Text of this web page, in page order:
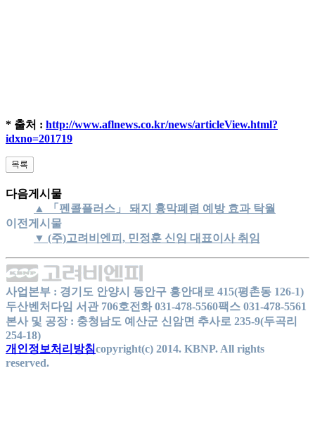
* 출처 : http://www.aflnews.co.kr/news/articleView.html?
idxno=201719
다음게시물
▲ 「펜콜플러스」 돼지 흉막폐렴 예방 효과 탁월
이전게시물
▼ (주)고려비엔피, 민정훈 신임 대표이사 취임
사업본부 : 경기도 안양시 동안구 흥안대로 415(평촌동 126-1)
두산벤처다임 서관 706호전화 031-478-5560팩스 031-478-5561
본사 및 공장 : 충청남도 예산군 신암면 추사로 235-9(두곡리
254-18)
개인정보처리방침copyright(c) 2014. KBNP. All rights
reserved.